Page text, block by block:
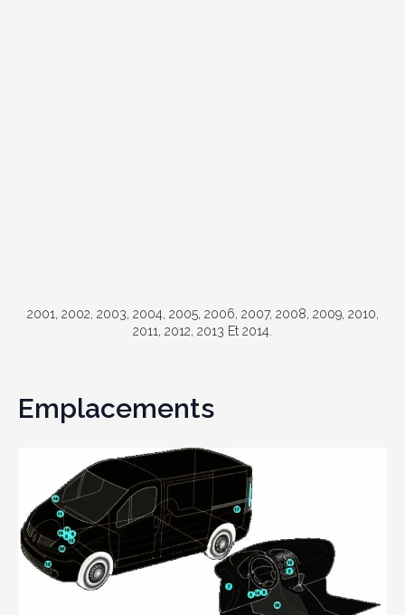
2001, 2002, 2003, 2004, 2005, 2006, 2007, 2008, 2009, 2010,
2011, 2012, 2013 Et 2014.
Emplacements